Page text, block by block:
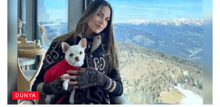
DÜNYA